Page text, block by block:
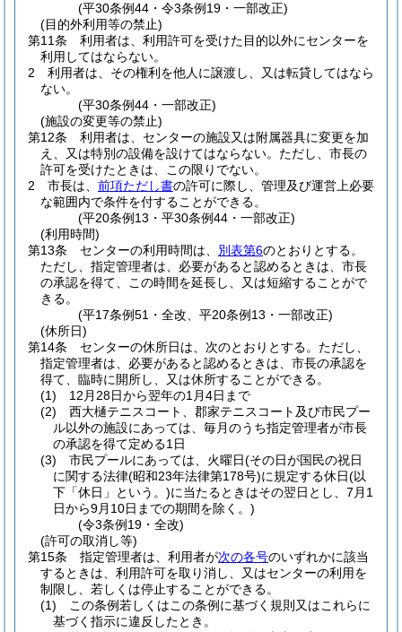
(平30条例44・令3条例19・一部改正)
(目的外利用等の禁止)
第11条
利用者は、利用許可を受けた目的以外にセンターを
利用してはならない。
2
利用者は、その権利を他人に譲渡し、又は転貸してはなら
ない。
(平30条例44・一部改正)
(施設の変更等の禁止)
第12条
利用者は、センターの施設又は附属器具に変更を加
え、又は特別の設備を設けてはならない。 ただし、市長の
許可を受けたときは、この限りでない。
2
市長は、 前項ただし書の許可に際し、管理及び運営上必要
な範囲内で条件を付することができる。
(平20条例13・平30条例44・一部改正)
(利用時間)
第13条
センターの利用時間は、 別表第6のとおりとする。
ただし、指定管理者は、必要があると認めるときは、市長
の承認を得て、この時間を延長し、又は短縮することがで
きる。
(平17条例51・全改、平20条例13・一部改正)
(休所日)
第14条
センターの休所日は、次のとおりとする。 ただし、
指定管理者は、必要があると認めるときは、市長の承認を
得て、臨時に開所し、又は休所することができる。
(1)
12月28日から翌年の1月4日まで
(2)
西大樋テニスコート、郡家テニスコート及び市民プー
ル以外の施設にあっては、毎月のうち指定管理者が市長
の承認を得て定める1日
(3)
市民プールにあっては、火曜日(その日が国民の祝日
に関する法律(昭和23年法律第178号)に規定する休日(以
下「休日」という。)に当たるときはその翌日とし、7月1
日から9月10日までの期間を除く。)
(令3条例19・全改)
(許可の取消し等)
第15条
指定管理者は、利用者が次の各号のいずれかに該当
するときは、利用許可を取り消し、又はセンターの利用を
制限し、若しくは停止することができる。
(1)
この条例若しくはこの条例に基づく規則又はこれらに
基づく指示に違反したとき。